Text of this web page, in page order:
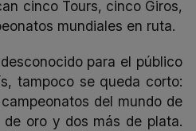
cinco Tours, cinco Giros,
mundiales en ruta.
para el público
tampoco se queda corto:
del mundo de
oro y dos más de plata.